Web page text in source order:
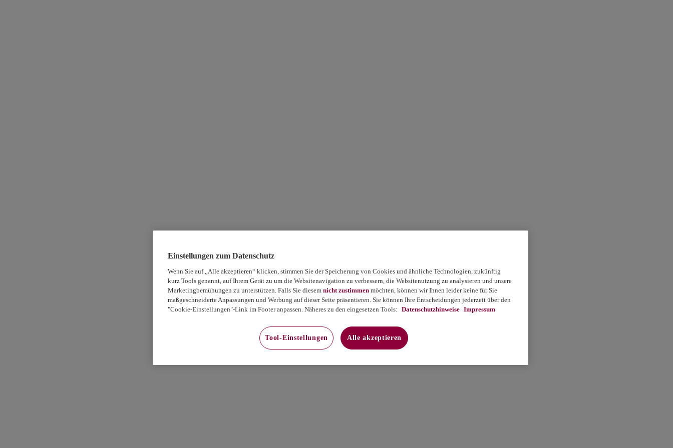
Einstellungen zum Datenschutz
Wenn Sie auf „Alle akzeptieren“ klicken, stimmen Sie der Speicherung von Cookies und ähnliche Technologien, zukünftig
kurz Tools genannt, auf Ihrem Gerät zu um die Websitenavigation zu verbessern, die Websitenutzung zu analysieren und unsere
Marketingbemühungen zu unterstützen. Falls Sie diesem nicht zustimmen möchten, können wir Ihnen leider keine für Sie
maßgeschneiderte Anpassungen und Werbung auf dieser Seite präsentieren. Sie können Ihre Entscheidungen jederzeit über den
"Cookie-Einstellungen"-Link im Footer anpassen. Näheres zu den eingesetzen Tools: Datenschutzhinweise Impressum
Tool-Einstellungen Alle akzeptieren